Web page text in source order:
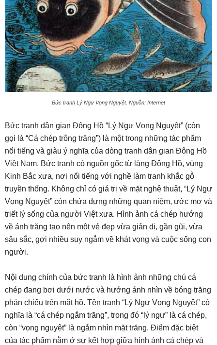
Bức tranh Lý Ngư Vọng Nguyệt. Nguồn: Internet
Bức tranh dân gian Đông Hồ “Lý Ngư Vọng Nguyệt” (còn
gọi là “Cá chép trông trăng”) là một trong những tác phẩm
nổi tiếng và giàu ý nghĩa của dòng tranh dân gian Đông Hồ
Việt Nam. Bức tranh có nguồn gốc từ làng Đông Hồ, vùng
Kinh Bắc xưa, nơi nổi tiếng với nghề làm tranh khắc gỗ
truyền thống. Không chỉ có giá trị về mặt nghệ thuật, “Lý Ngư
Vọng Nguyệt” còn chứa đựng những quan niệm, ước mơ và
triết lý sống của người Việt xưa. Hình ảnh cá chép hướng
về ánh trăng tạo nên một vẻ đẹp vừa giản dị, gần gũi, vừa
sâu sắc, gợi nhiều suy ngẫm về khát vọng và cuộc sống con
người.
Nội dung chính của bức tranh là hình ảnh những chú cá
chép đang bơi dưới nước và hướng ánh nhìn về bóng trăng
phản chiếu trên mặt hồ. Tên tranh “Lý Ngư Vọng Nguyệt” có
nghĩa là “cá chép ngắm trăng”, trong đó “lý ngư” là cá chép,
còn “vọng nguyệt” là ngắm nhìn mặt trăng. Điểm đặc biệt
của tác phẩm nằm ở sự kết hợp giữa hình ảnh cá chép và